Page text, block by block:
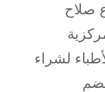
صلاح
لشراء